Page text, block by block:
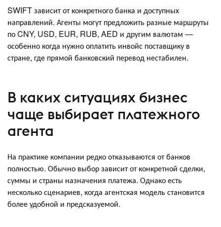
SWIFT зависит от конкретного банка и доступных
направлений. Агенты могут предложить разные маршруты
по CNY, USD, EUR, RUB, AED и другим валютам —
особенно когда нужно оплатить инвойс поставщику в
стране, где прямой банковский перевод нестабилен.
В каких ситуациях бизнес
чаще выбирает платежного
агента
На практике компании редко отказываются от банков
полностью. Обычно выбор зависит от конкретной сделки,
суммы и страны назначения платежа. Однако есть
несколько сценариев, когда агентская модель становится
более удобной и предсказуемой.